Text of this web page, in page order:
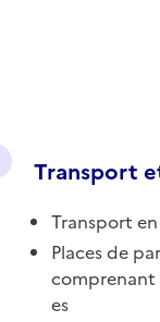
Transport
Transport
Places de
comprenant
es